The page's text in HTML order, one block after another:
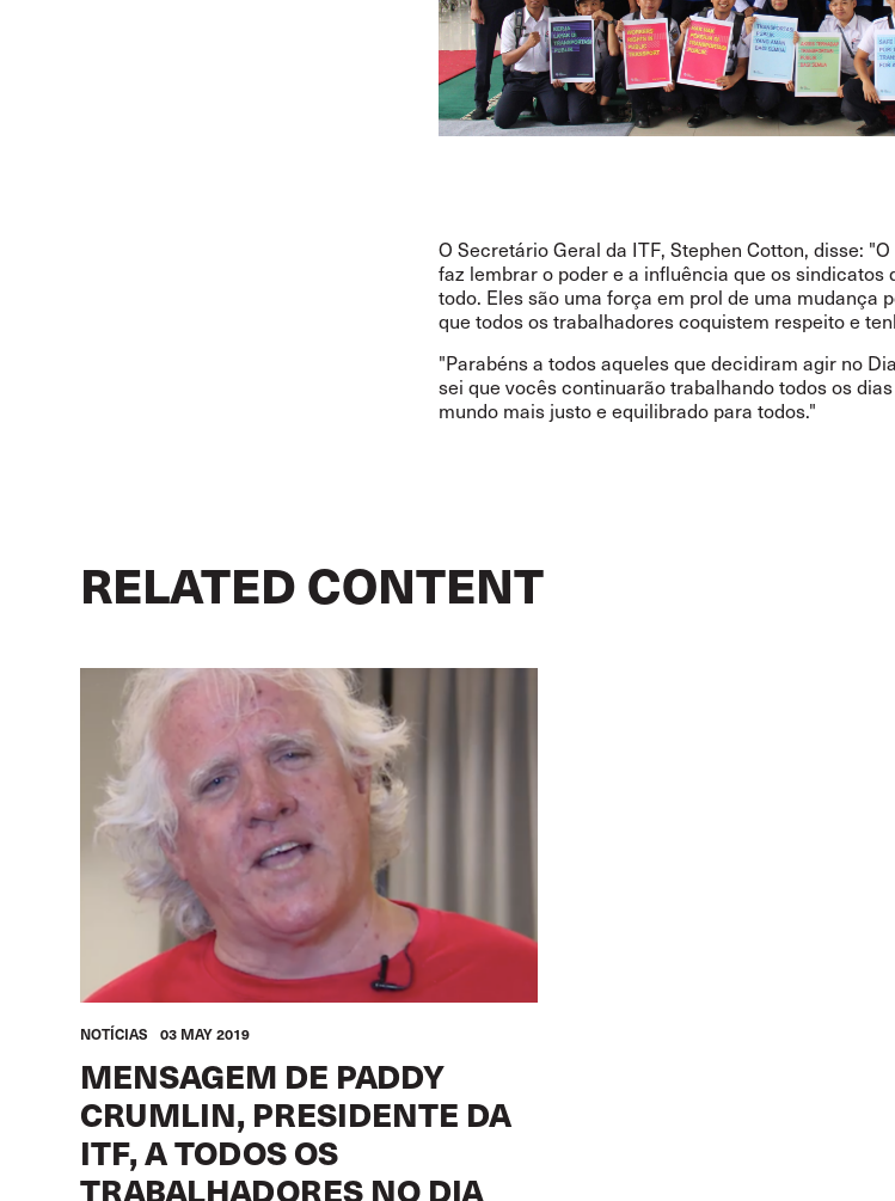
O Secretário Geral da ITF, Stephen Cotton, disse:
faz lembrar o poder e a influência que os sindicatos
todo. Eles são uma força em prol de uma mudança
que todos os trabalhadores coquistem respeito e
"Parabéns a todos aqueles que decidiram agir no
sei que vocês continuarão trabalhando todos os
mundo mais justo e equilibrado para todos."
RELATED CONTENT
NOTÍCIAS 03 MAY 2019
MENSAGEM DE PADDY
CRUMLIN, PRESIDENTE DA
ITF, A TODOS OS
TRABALHADORES NO DIA